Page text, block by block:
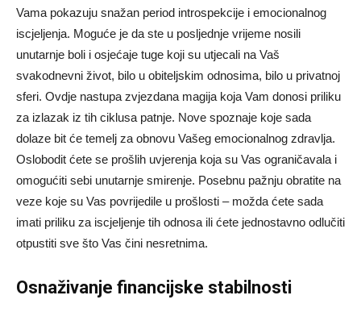
Vama pokazuju snažan period introspekcije i emocionalnog
iscjeljenja. Moguće je da ste u posljednje vrijeme nosili
unutarnje boli i osjećaje tuge koji su utjecali na Vaš
svakodnevni život, bilo u obiteljskim odnosima, bilo u privatnoj
sferi. Ovdje nastupa zvjezdana magija koja Vam donosi priliku
za izlazak iz tih ciklusa patnje. Nove spoznaje koje sada
dolaze bit će temelj za obnovu Vašeg emocionalnog zdravlja.
Oslobodit ćete se prošlih uvjerenja koja su Vas ograničavala i
omogućiti sebi unutarnje smirenje. Posebnu pažnju obratite na
veze koje su Vas povrijedile u prošlosti – možda ćete sada
imati priliku za iscjeljenje tih odnosa ili ćete jednostavno odlučiti
otpustiti sve što Vas čini nesretnima.
Osnaživanje financijske stabilnosti